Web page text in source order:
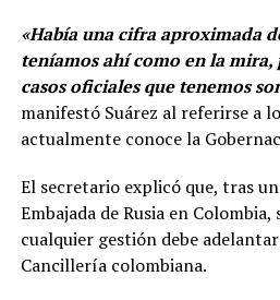
«Había una cifra aproximada
teníamos ahí como en la mira,
casos oficiales que tenemos
manifestó Suárez al referirse a
actualmente conoce la
El secretario explicó que, tras
Embajada de Rusia en
cualquier gestión debe
Cancillería colombiana.